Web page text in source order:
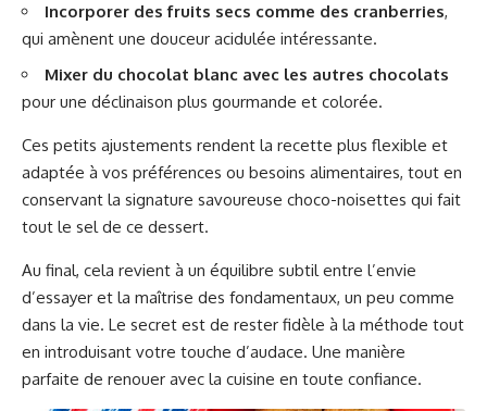
Incorporer des fruits secs comme des cranberries,
qui amènent une douceur acidulée intéressante.
Mixer du chocolat blanc avec les autres chocolats
pour une déclinaison plus gourmande et colorée.
Ces petits ajustements rendent la recette plus flexible et
adaptée à vos préférences ou besoins alimentaires, tout en
conservant la signature savoureuse choco-noisettes qui fait
tout le sel de ce dessert.
Au final, cela revient à un équilibre subtil entre l’envie
d’essayer et la maîtrise des fondamentaux, un peu comme
dans la vie. Le secret est de rester fidèle à la méthode tout
en introduisant votre touche d’audace. Une manière
parfaite de renouer avec la cuisine en toute confiance.